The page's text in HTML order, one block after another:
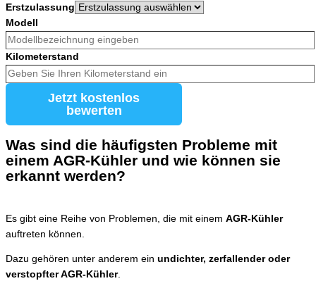
Erstzulassung
Modell
Kilometerstand
Jetzt kostenlos
bewerten
Was sind die häufigsten Probleme mit
einem AGR-Kühler und wie können sie
erkannt werden?
Es gibt eine Reihe von Problemen, die mit einem AGR-Kühler
auftreten können.
Dazu gehören unter anderem ein undichter, zerfallender oder
verstopfter AGR-Kühler.